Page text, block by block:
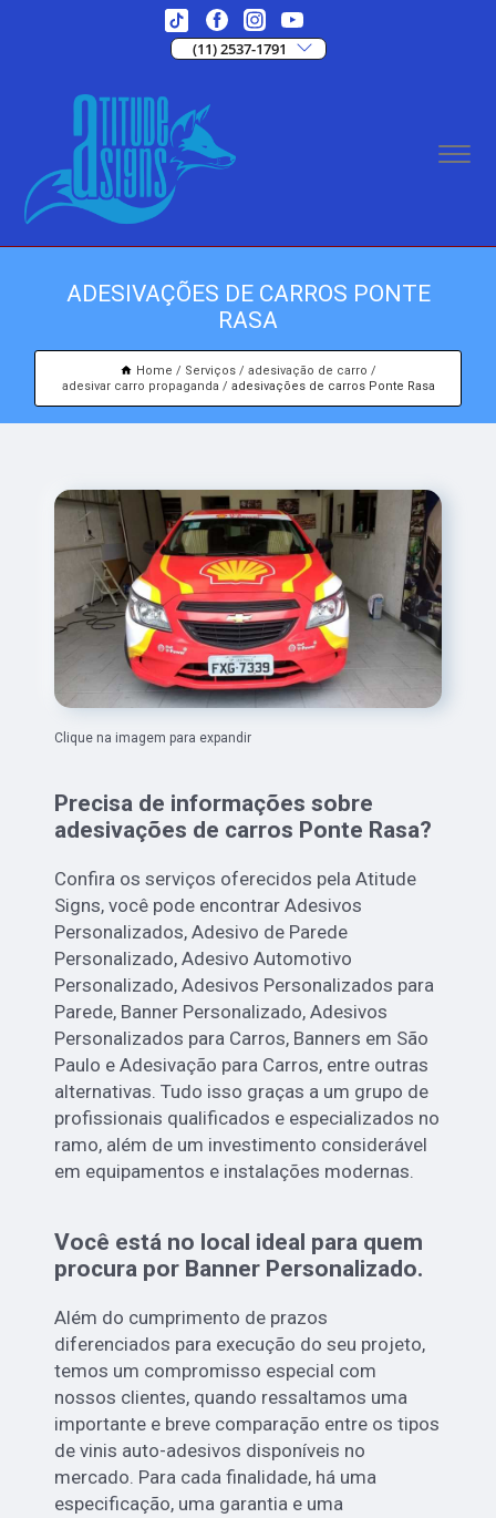
(11) 2537-1791
ADESIVAÇÕES DE CARROS PONTE
RASA
Home Serviços
adesivação de carro
adesivar carro propaganda
adesivações de carros Ponte Rasa
Clique na imagem para expandir
Precisa de informações sobre
adesivações de carros Ponte Rasa?
Confira os serviços oferecidos pela Atitude
Signs, você pode encontrar Adesivos
Personalizados, Adesivo de Parede
Personalizado, Adesivo Automotivo
Personalizado, Adesivos Personalizados para
Parede, Banner Personalizado, Adesivos
Personalizados para Carros, Banners em São
Paulo e Adesivação para Carros, entre outras
alternativas. Tudo isso graças a um grupo de
profissionais qualificados e especializados no
ramo, além de um investimento considerável
em equipamentos e instalações modernas.
Você está no local ideal para quem
procura por Banner Personalizado.
Além do cumprimento de prazos
diferenciados para execução do seu projeto,
temos um compromisso especial com
nossos clientes, quando ressaltamos uma
importante e breve comparação entre os tipos
de vinis auto-adesivos disponíveis no
mercado. Para cada finalidade, há uma
especificação, uma garantia e uma